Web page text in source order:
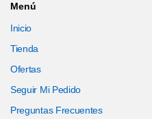
Menú
Inicio
Tienda
Ofertas
Seguir Mi Pedido
Preguntas Frecuentes